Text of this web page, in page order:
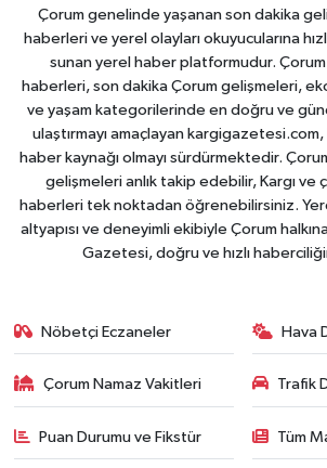
Çorum genelinde yaşanan son dakika
haberleri ve yerel olayları okuyucularına
sunan yerel haber platformudur. Çorum
haberleri, son dakika Çorum gelişmeleri,
ve yaşam kategorilerinde en doğru ve
ulaştırmayı amaçlayan
haber kaynağı olmayı sürdürmektedir.
gelişmeleri anlık takip edebilir, Kargı ve
haberleri tek noktadan öğrenebilirsiniz.
altyapısı ve deneyimli ekibiyle Çorum
Gazetesi, doğru ve hızlı
Nöbetçi Eczaneler Hava
Çorum Namaz Vakitleri Trafik
Puan Durumu ve Fikstür Tüm